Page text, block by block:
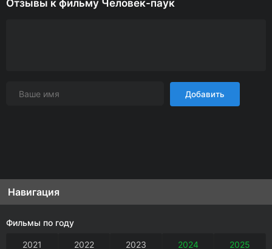
Отзывы к фильму Человек-паук
Добавить
Навигация
Фильмы по году
2021 2022 2023 2024 2025